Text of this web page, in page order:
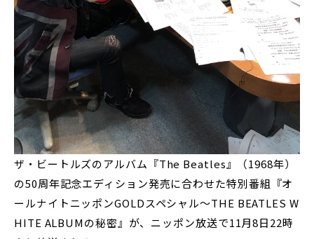
ザ・ビートルズのアルバム『The Beatles』（1968年）
の50周年記念エディション発売に合わせた特別番組『オ
ールナイトニッポンGOLDスペシャル～THE BEATLES W
HITE ALBUMの秘密』が、ニッポン放送で11月8日22時